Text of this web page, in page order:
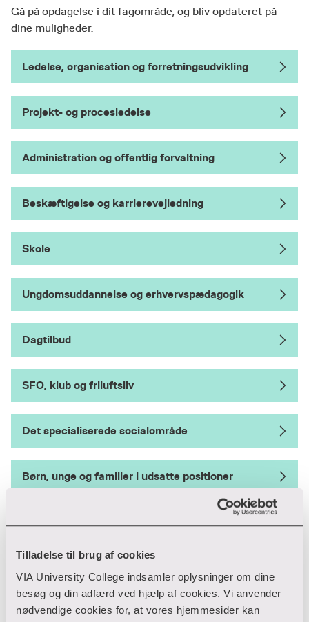
Tilladelse til brug af cookies
VIA University College indsamler oplysninger om dine
besøg og din adfærd ved hjælp af cookies. Vi anvender
nødvendige cookies for, at vores hjemmesider kan
Gå på opdagelse i dit fagområde, og bliv opdateret på
dine muligheder.
Ledelse, organisation og forretningsudvikling
Projekt- og procesledelse
Administration og offentlig forvaltning
Beskæftigelse og karrierevejledning
Skole
Ungdomsuddannelse og erhvervspædagogik
Dagtilbud
SFO, klub og friluftsliv
Det specialiserede socialområde
Børn, unge og familier i udsatte positioner